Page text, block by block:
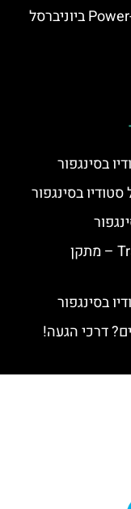
מתקן Power-Up Band™ Key Challenges ביוניברסל
בסינגפור
Transformers: Voices of Cybertron – מתקן
בסינגפור
דרכי הגעה!